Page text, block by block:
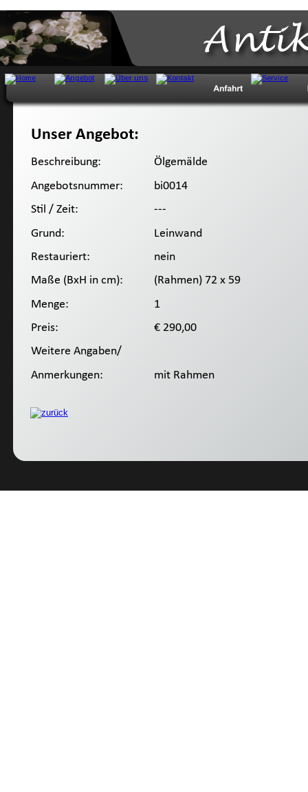
Unser Angebot:
Beschreibung:
Angebotsnummer:
Stil / Zeit:
Grund:
Restauriert:
Maße (BxH in cm):
Menge:
Preis:
Weitere Angaben/
Anmerkungen:
Ölgemälde
bi0014
---
Leinwand
nein
(Rahmen) 72 x 59
1
€ 290,00
mit Rahmen